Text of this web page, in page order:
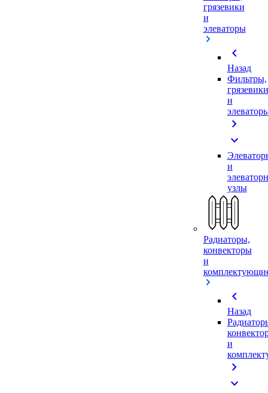
грязевики
и
элеваторы
chevron_left
Назад
Фильтры,
грязевики
и
chevron_right
expand_more
и
узлы
Радиаторы,
конвекторы
и
chevron_left
Назад
и
chevron_right
expand_more